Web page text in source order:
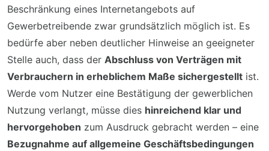
Beschränkung eines Internetangebots auf
Gewerbetreibende zwar grundsätzlich möglich ist. Es
bedürfe aber neben deutlicher Hinweise an geeigneter
Stelle auch, dass der Abschluss von Verträgen mit
Verbrauchern in erheblichem Maße sichergestellt ist.
Werde vom Nutzer eine Bestätigung der gewerblichen
Nutzung verlangt, müsse dies hinreichend klar und
hervorgehoben zum Ausdruck gebracht werden – eine
Bezugnahme auf allgemeine Geschäftsbedingungen